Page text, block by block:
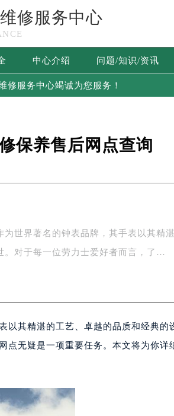
修服务中心
中心介绍 问题/知识/资讯
修服务中心竭诚为您服务！
保养售后网点查询
为世界著名的钟表品牌，其手表以其精
。对于每一位劳力士爱好者而言，了…
以其精湛的工艺、卓越的品质和经典的
点无疑是一项重要任务。本文将为你详